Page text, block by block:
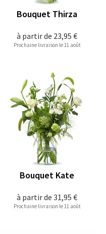
à partir de 23,95 €
Bouquet Thirza
Prochaine livraison le 11 août
à partir de 31,95 €
Bouquet Kate
Prochaine livraison le 11 août